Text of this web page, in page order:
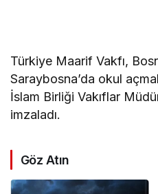
Türkiye Maarif Vakfı,
Saraybosna’da okul
İslam Birliği Vakıflar
imzaladı.
Göz Atın